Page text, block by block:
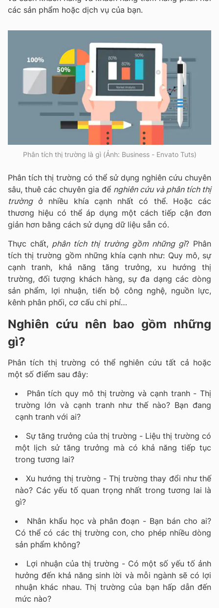
các sản phẩm hoặc dịch vụ của bạn.
Phân tích thị trường là gì (Ảnh: Business - Envato Tuts)
Phân tích thị trường có thể sử dụng nghiên cứu chuyên
sâu, thuê các chuyên gia để nghiên cứu và phân tích thị
trườngở nhiều khía cạnh nhất có thể. Hoặc các
thương hiệu có thể áp dụng một cách tiếp cận đơn
giản hơn bằng cách sử dụng dữ liệu sẵn có.
Thực chất, phân tích thị trường gồm những gì? Phân
tích thị trường gồm những khía cạnh như: Quy mô, sự
cạnh tranh, khả năng tăng trưởng, xu hướng thị
trường, đối tượng khách hàng, sự đa dạng các dòng
sản phẩm, lợi nhuận, tiến bộ công nghệ, nguồn lực,
kênh phân phối, cơ cấu chi phí…
Nghiên cứu nên bao gồm những
gì?
Phân tích thị trường có thể nghiên cứu tất cả hoặc
một số điểm sau đây:
Phân tích quy mô thị trường và cạnh tranh - Thị
trường lớn và cạnh tranh như thế nào? Bạn đang
cạnh tranh với ai?
Sự tăng trưởng của thị trường - Liệu thị trường có
một lịch sử tăng trưởng mà có khả năng tiếp tục
trong tương lai?
Xu hướng thị trường - Thị trường thay đổi như thế
nào? Các yếu tố quan trọng nhất trong tương lai là
gì?
Nhân khẩu học và phân đoạn - Bạn bán cho ai?
Có thể có các thị trường con, cho phép nhiều dòng
sản phẩm không?
Lợi nhuận của thị trường - Có một số yếu tố ảnh
hưởng đến khả năng sinh lời và mỗi ngành sẽ có lợi
nhuận khác nhau. Thị trường của bạn hấp dẫn đến
mức nào?